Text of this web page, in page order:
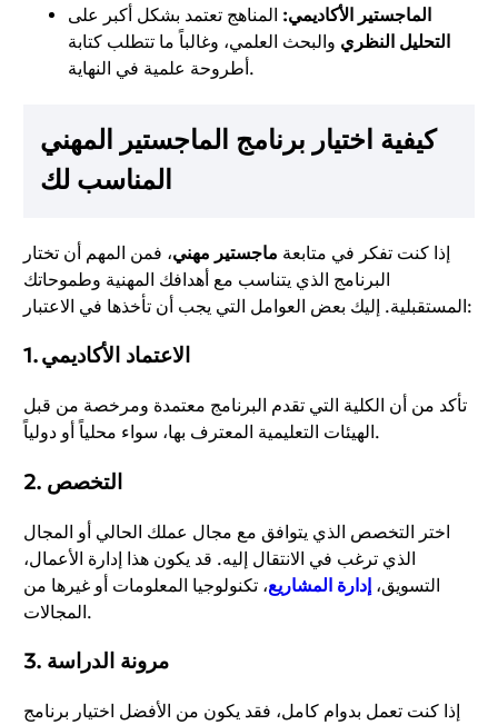
الماجستير الأكاديمي: المناهج تعتمد بشكل أكبر على
التحليل النظري والبحث العلمي، وغالباً ما تتطلب كتابة
أطروحة علمية في النهاية.
كيفية اختيار برنامج الماجستير المهني
المناسب لك
إذا كنت تفكر في متابعة ماجستير مهني، فمن المهم أن تختار
البرنامج الذي يتناسب مع أهدافك المهنية وطموحاتك
المستقبلية. إليك بعض العوامل التي يجب أن تأخذها في الاعتبار:
1. الاعتماد الأكاديمي
تأكد من أن الكلية التي تقدم البرنامج معتمدة ومرخصة من قبل
الهيئات التعليمية المعترف بها، سواء محلياً أو دولياً.
2. التخصص
اختر التخصص الذي يتوافق مع مجال عملك الحالي أو المجال
الذي ترغب في الانتقال إليه. قد يكون هذا إدارة الأعمال،
التسويق، إدارة المشاريع، تكنولوجيا المعلومات أو غيرها من
المجالات.
3. مرونة الدراسة
إذا كنت تعمل بدوام كامل، فقد يكون من الأفضل اختيار برنامج